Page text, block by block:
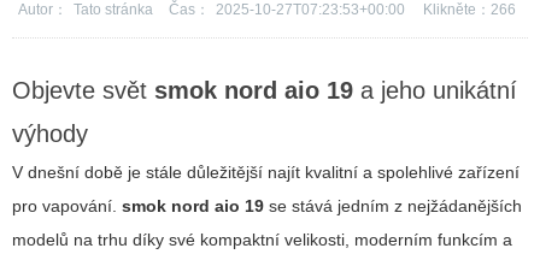
Autor： Tato stránka Čas： 2025-10-27T07:23:53+00:00 Klikněte： 266
Objevte svět smok nord aio 19 a jeho unikátní
výhody
V dnešní době je stále důležitější najít kvalitní a spolehlivé zařízení
pro vapování. smok nord aio 19 se stává jedním z nejžádanějších
modelů na trhu díky své kompaktní velikosti, moderním funkcím a